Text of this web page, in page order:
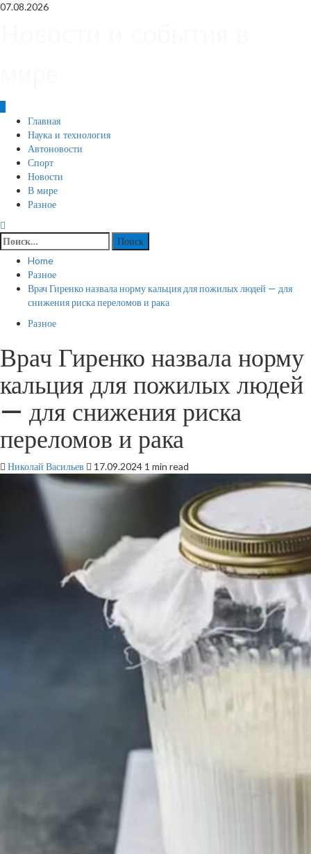
Skip
07.08.2026
Primary
Menu
Главная
Наука и технология
Автоновости
Спорт
Новости
В мире
Разное
Найти:
Home
Разное
Врач Гиренко назвала норму кальция для пожилых людей — для
снижения риска переломов и рака
Разное
Врач Гиренко назвала норму
кальция для пожилых людей
— для снижения риска
переломов и рака
Николай Васильев 17.09.2024 1 min read